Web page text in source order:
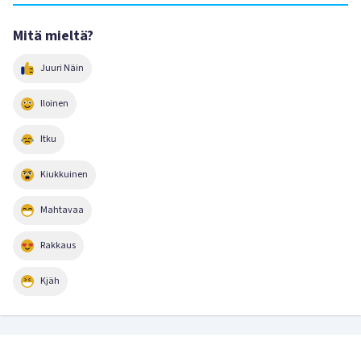
Mitä mieltä?
Juuri Näin
Iloinen
Itku
Kiukkuinen
Mahtavaa
Rakkaus
Kjäh